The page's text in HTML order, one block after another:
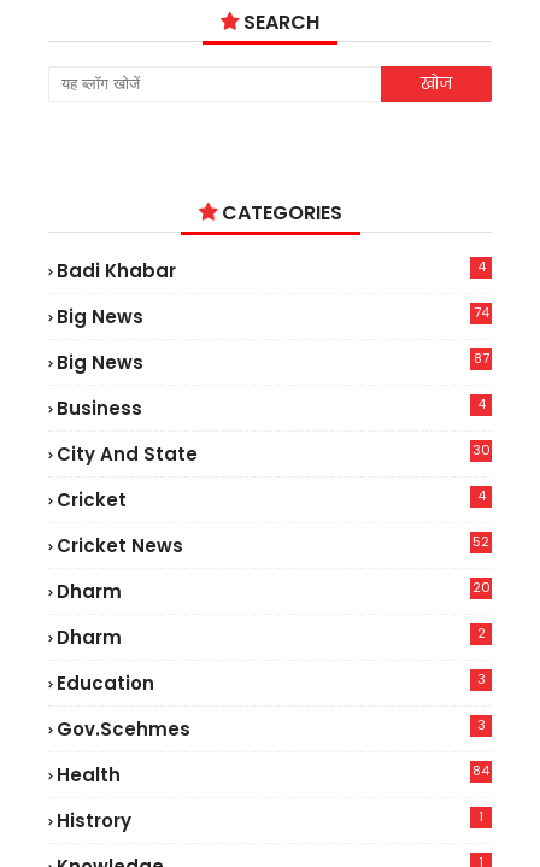
SEARCH
CATEGORIES
Badi Khabar 4
Big News
74
Big News
87
Business 4
City And State 30
Cricket 4
Cricket News
52
Dharm 20
Dharm 2
Education 3
Gov.scehmes 3
Health
84
Histrory 1
1